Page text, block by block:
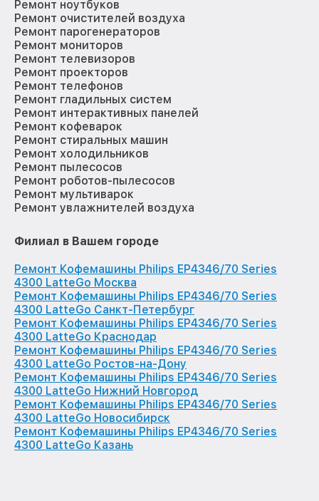
Ремонт ноутбуков
Ремонт очистителей воздуха
Ремонт парогенераторов
Ремонт мониторов
Ремонт телевизоров
Ремонт проекторов
Ремонт телефонов
Ремонт гладильных систем
Ремонт интерактивных панелей
Ремонт кофеварок
Ремонт стиральных машин
Ремонт холодильников
Ремонт пылесосов
Ремонт роботов-пылесосов
Ремонт мультиварок
Ремонт увлажнителей воздуха
Филиал в Вашем городе
Ремонт Кофемашины Philips EP4346/70 Series
4300 LatteGo Москва
Ремонт Кофемашины Philips EP4346/70 Series
4300 LatteGo Санкт-Петербург
Ремонт Кофемашины Philips EP4346/70 Series
4300 LatteGo Краснодар
Ремонт Кофемашины Philips EP4346/70 Series
4300 LatteGo Ростов-на-Дону
Ремонт Кофемашины Philips EP4346/70 Series
4300 LatteGo Нижний Новгород
Ремонт Кофемашины Philips EP4346/70 Series
4300 LatteGo Новосибирск
Ремонт Кофемашины Philips EP4346/70 Series
4300 LatteGo Казань